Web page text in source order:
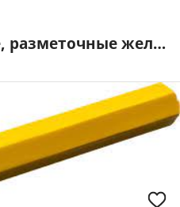
желтые ЗУБР арт. 06330-5